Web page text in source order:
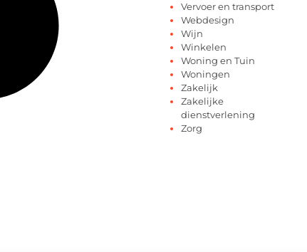
Vervoer en transport
Webdesign
Wijn
Winkelen
Woning en Tuin
Woningen
Zakelijk
Zakelijke
dienstverlening
Zorg